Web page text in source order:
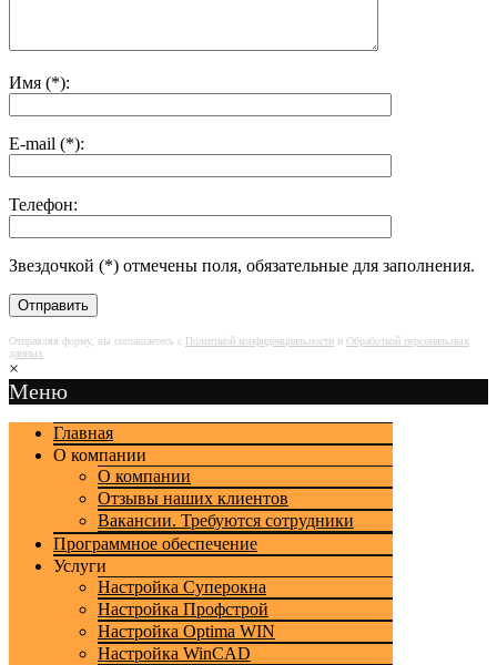
Имя (*):
E-mail (*):
Телефон:
Звездочкой (*) отмечены поля, обязательные для заполнения.
Отправляя форму, вы соглашаетесь с Политикой конфиденциальности и Обработкой персональных
данных
×
Меню
Главная
О компании
О компании
Отзывы наших клиентов
Вакансии. Требуются сотрудники
Программное обеспечение
Услуги
Настройка Суперокна
Настройка Профстрой
Настройка Optima WIN
Наcтройка WinCAD